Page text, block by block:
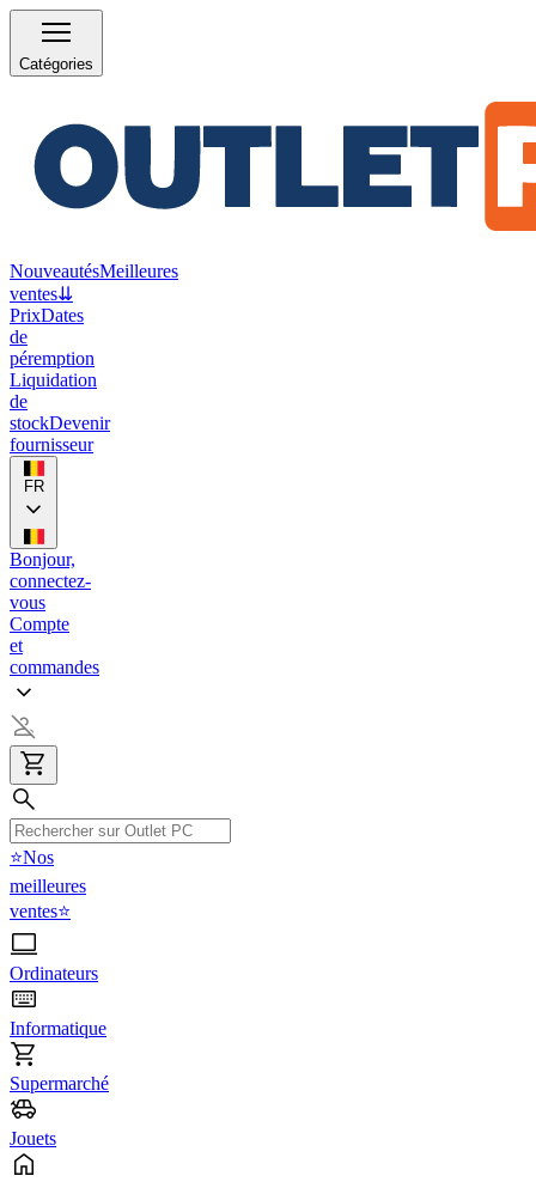
Catégories
NouveautésMeilleures
ventes⇊
PrixDates
de
péremption
Liquidation
de
stockDevenir
fournisseur
FR
Bonjour,
connectez-
vous
Compte
et
commandes
⭐Nos
meilleures
ventes⭐
Ordinateurs
Informatique
Supermarché
Jouets